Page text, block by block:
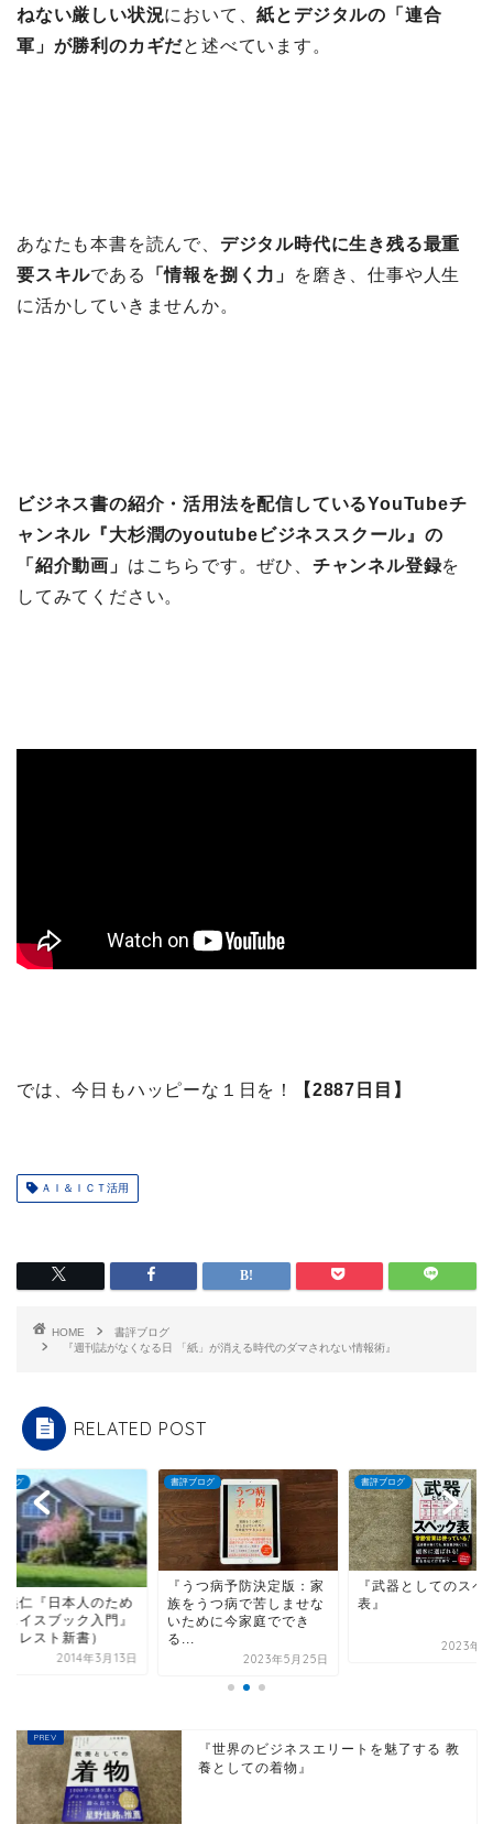
ねない厳しい状況において、紙とデジタルの「連合
軍」が勝利のカギだと述べています。
あなたも本書を読んで、 デジタル時代に生き残る最重
要スキルである 「情報を捌く力」
を磨き、仕事や人生
に活かしていきませんか。
ビジネス書の紹介・活用法を配信しているYouTubeチ
ャンネル『大杉潤のyoutubeビジネススクール』の
「紹介動画」 はこちらです。ぜひ、 チャンネル登録を
してみてください。
では、今日もハッピーな１日を！ 【2887日目】
ＡＩ＆ＩＣＴ活用
HOME
書評ブログ
『週刊誌がなくなる日 「紙」が消える時代のダマされない情報術』
RELATED POST
ログ
つ病予防決定版：家
うつ病で苦しませな
めに今家庭ででき
2023年5月25日
書評ブログ
『武器としてのスペック
表』
書評ブログ
松宮義仁『日本人の
『世界のビジネスエリートを魅了する 教
養としての着物』